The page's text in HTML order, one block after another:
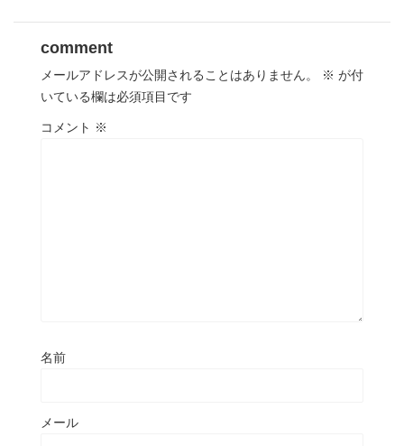
comment
メールアドレスが公開されることはありません。 ※ が付
いている欄は必須項目です
コメント ※
名前
メール